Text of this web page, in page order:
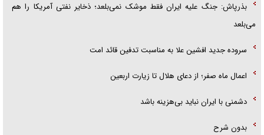
بذرپاش: ‏جنگ علیه ایران فقط موشک نمی‌بلعد؛ ذخایر نفتی آمریکا را هم
می‌بلعد
سروده جدید افشین علا به مناسبت تدفین قائد امت
اعمال ماه صفر؛ از دعای هلال تا زیارت اربعین
دشمنی با ایران نباید بی‌هزینه باشد
بدون شرح